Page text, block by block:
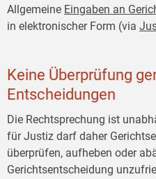
Allgemeine Eingaben an
in elektronischer Form (via
Keine Überprüfung
Entscheidungen
Die Rechtsprechung ist
für Justiz darf daher
überprüfen, aufheben oder
Gerichtsentscheidung